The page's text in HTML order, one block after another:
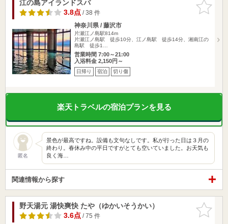
お気に入
りに追加
江の島アイランドスパ
3.8点/ 38 件
神奈川県 / 藤沢市
片瀬江ノ島駅814m
片瀬江ノ島駅 徒歩10分、江ノ島駅 徒歩14分、湘南江の
島駅 徒歩1…
営業時間 7:00～21:00
入浴料金 2,150円～
日帰り 宿泊 切り傷
楽天トラベルの宿泊プランを見る
匿名
景色が最高ですね。設備も文句なしです。私が行った日は３月の
終わり。春休み中の平日ですがとても空いていました。お天気も
良く海…
関連情報から探す
お気に入
りに追加
野天湯元 湯快爽快 たや（ゆかいそうかい）
3.6点/ 75 件